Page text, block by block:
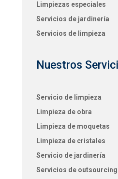
Limpiezas especiales
Servicios de jardinería
Servicios de limpieza
Nuestros
Servicio de limpieza
Limpieza de obra
Limpieza de moquetas
Limpieza de cristales
Servicio de jardinería
Servicios de outsourcing